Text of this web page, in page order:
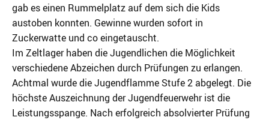
gab es einen Rummelplatz auf dem sich die Kids
austoben konnten. Gewinne wurden sofort in
Zuckerwatte und co eingetauscht.
Im Zeltlager haben die Jugendlichen die Möglichkeit
verschiedene Abzeichen durch Prüfungen zu erlangen.
Achtmal wurde die Jugendflamme Stufe 2 abgelegt. Die
höchste Auszeichnung der Jugendfeuerwehr ist die
Leistungsspange. Nach erfolgreich absolvierter Prüfung